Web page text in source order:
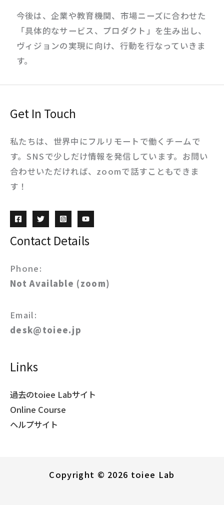
今後は、企業や教育機関、市場ニーズに合わせた
「具体的なサービス、プロダクト」を生み出し、
ヴィジョンの実現に向け、行動を行なっていきま
す。
Get In Touch
私たちは、世界中にフルリモートで働くチームで
す。SNSで少しだけ情報を発信しています。お問い
合わせいただければ、zoomで話すこともできま
す！
Contact Details
Phone:
Not Available (zoom)
Email:
desk@toiee.jp
Links
過去のtoiee Labサイト
Online Course
ヘルプサイト
Copyright © 2026 toiee Lab